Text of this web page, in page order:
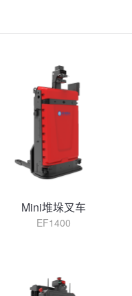
Mini堆垛叉车
EF1400